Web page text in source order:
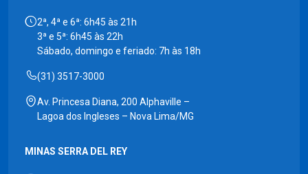
2ª, 4ª e 6ª: 6h45 às 21h
3ª e 5ª: 6h45 às 22h
Sábado, domingo e feriado: 7h às 18h
(31) 3517-3000
Av. Princesa Diana, 200 Alphaville –
Lagoa dos Ingleses – Nova Lima/MG
MINAS SERRA DEL REY